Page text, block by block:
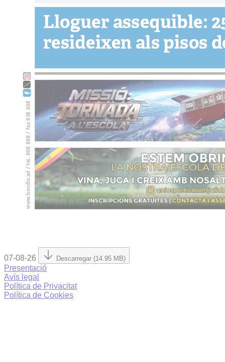
07-08-26 Descarregar (14.95 MB)
Presentació
Avís legal
Política de Privacitat
Política de Cookies